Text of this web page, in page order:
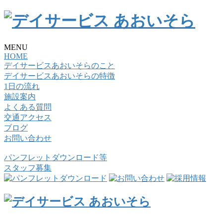
MENU
HOME
デイサービスあおいそらのこと
デイサービスあおいそらの特徴
1日の流れ
施設案内
よくある質問
交通アクセス
ブログ
お問い合わせ
パンフレットダウンロード等
スタッフ募集